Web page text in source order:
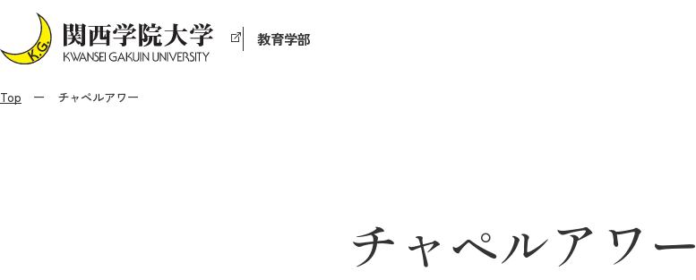
教育学部
Top チャペルアワー
チャペルアワー